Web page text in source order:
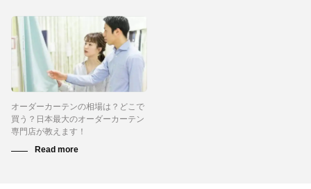
オーダーカーテンの相場は？どこで
買う？日本最大のオーダーカーテン
専門店が教えます！